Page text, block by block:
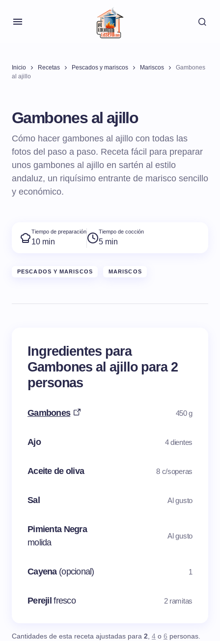
Inicio Recetas Pescados y mariscos Mariscos
Gambones
al ajillo
Gambones al ajillo
Cómo hacer gambones al ajillo con todas las
fotos del paso a paso. Receta fácil para preparar
unos gambones al ajillo en sartén al estilo
andaluz, un riquísimo entrante de marisco sencillo
y económico.
Tiempo de preparación
10 min
Tiempo de cocción
5 min
PESCADOS Y MARISCOS MARISCOS
Ingredientes para
Gambones al ajillo para 2
personas
Gambones 450 g
Ajo 4 dientes
Aceite de oliva 8 c/soperas
Sal Al gusto
Pimienta Negra
molida
Al gusto
Cayena (opcional) 1
Perejilfresco 2 ramitas
Cantidades de esta receta ajustadas para 2, 4 o 6 personas.